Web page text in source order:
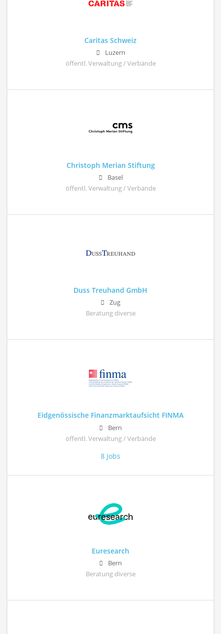
Caritas Schweiz
Luzern
öffentl. Verwaltung / Verbände
Christoph Merian Stiftung
Basel
öffentl. Verwaltung / Verbände
Duss Treuhand GmbH
Zug
Beratung diverse
Eidgenössische Finanzmarktaufsicht FINMA
Bern
öffentl. Verwaltung / Verbände
8 Jobs
Euresearch
Bern
Beratung diverse